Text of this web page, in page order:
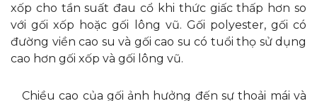
xốp cho tần suất đau cổ khi thức giấc thấp hơn so
với gối xốp hoặc gối lông vũ. Gối polyester, gối có
đường viền cao su và gối cao su có tuổi thọ sử dụng
cao hơn gối xốp và gối lông vũ.
Chiều cao của gối ảnh hưởng đến sự thoải mái và